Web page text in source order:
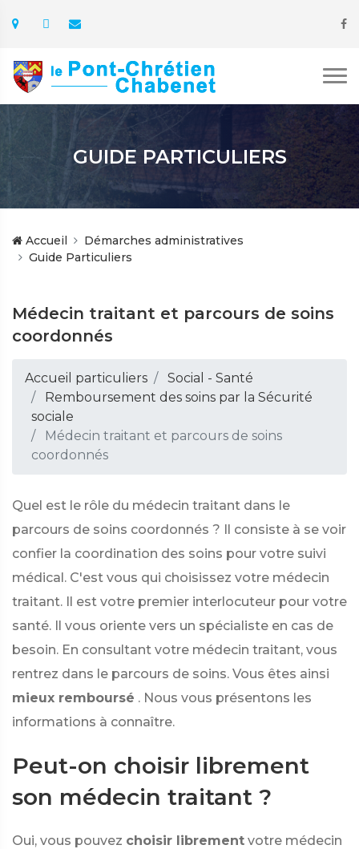
GUIDE PARTICULIERS
Accueil
Démarches administratives
Guide Particuliers
Médecin traitant et parcours de soins
coordonnés
Accueil particuliers
Social - Santé
Remboursement des soins par la Sécurité
sociale
Médecin traitant et parcours de soins
coordonnés
Quel est le rôle du médecin traitant dans le
parcours de soins coordonnés ? Il consiste à se voir
confier la coordination des soins pour votre suivi
médical. C'est vous qui choisissez votre médecin
traitant. Il est votre premier interlocuteur pour votre
santé. Il vous oriente vers un spécialiste en cas de
besoin. En consultant votre médecin traitant, vous
rentrez dans le parcours de soins. Vous êtes ainsi
mieux remboursé . Nous vous présentons les
informations à connaître.
Peut-on choisir librement
son médecin traitant ?
Oui, vous pouvez choisir librement votre médecin